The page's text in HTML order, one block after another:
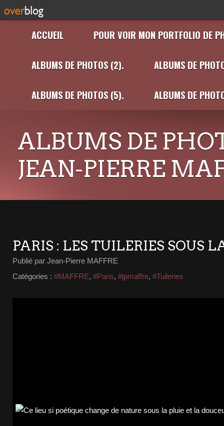
ACCUEIL POUR VOIR MON PORTFOLIO DE
ALBUMS DE PHOTOS (2). ALBUMS DE
ALBUMS DE PHOTOS (5). ALBUMS DE
ALBUMS DE
JEAN-PIERRE
PARIS : LES TUILERIES SOUS
Publié par Jean-Pierre MAFFRE
Catégories : #MAFFRE, #Paris, #jpmaffre, #Tuileries